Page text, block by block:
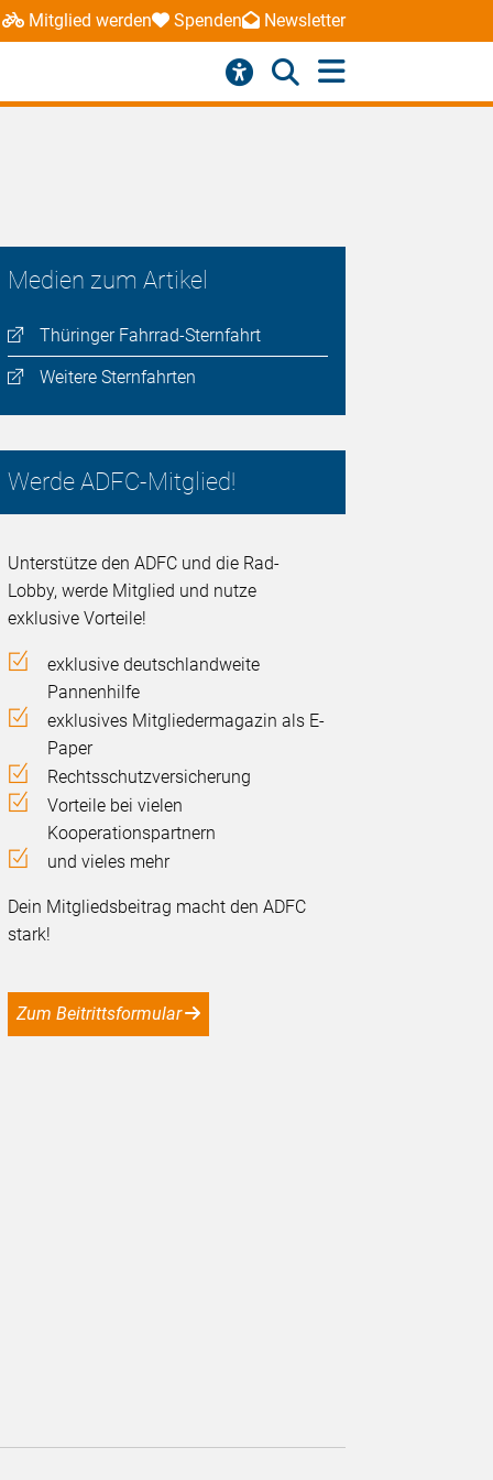
Mitglied werden Spenden Newsletter
Medien zum Artikel
Thüringer Fahrrad-Sternfahrt
Weitere Sternfahrten
Werde ADFC-Mitglied!
Unterstütze den ADFC und die Rad-
Lobby, werde Mitglied und nutze
exklusive Vorteile!
exklusive deutschlandweite
Pannenhilfe
exklusives Mitgliedermagazin als E-
Paper
Rechtsschutzversicherung
Vorteile bei vielen
Kooperationspartnern
und vieles mehr
Dein Mitgliedsbeitrag macht den ADFC
stark!
Zum Beitrittsformular